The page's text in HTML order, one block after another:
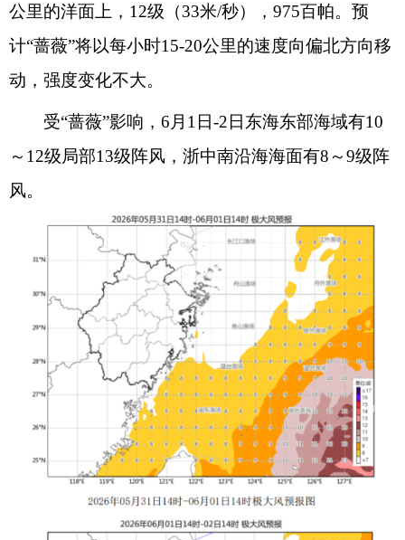
公里的洋面上，12级（33米/秒），975百帕。预
计“蔷薇”将以每小时15-20公里的速度向偏北方向移
动，强度变化不大。
受“蔷薇”影响，6月1 日-2日东海东部海域有10
～12级局部13级阵风，浙中南沿海海面有8～9级阵
风。